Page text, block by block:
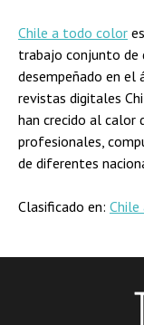
Chile a todo color
trabajo conjunto de
desempeñado en el
revistas digitales
han crecido al calor
profesionales,
de diferentes
Clasificado en: